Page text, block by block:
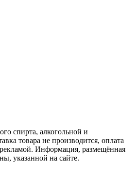
спирта, алкогольной и
товара не производится, оплата
Информация, размещённая
указанной на сайте.